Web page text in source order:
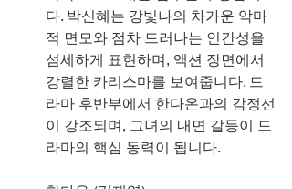
다. 박신혜는 강빛나의 차가운 악마
적 면모와 점차 드러나는 인간성을
섬세하게 표현하며, 액션 장면에서
강렬한 카리스마를 보여줍니다. 드
라마 후반부에서 한다온과의 감정선
이 강조되며, 그녀의 내면 갈등이 드
라마의 핵심 동력이 됩니다.